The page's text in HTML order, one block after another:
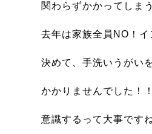
関わらずかかってしま
去年は家族全員NO！
決めて、手洗いうがい
かかりませんでした！！
意識するって大事ですね